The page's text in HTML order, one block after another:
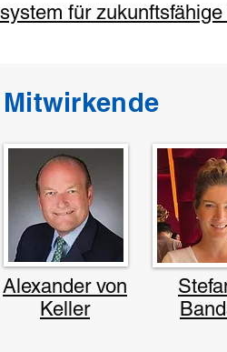
system für
Mitwirkende
Alexander von
Keller